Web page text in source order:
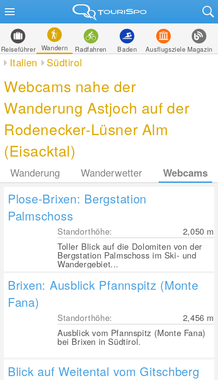
Reiseführer Wandern Radfahren Baden Ausflugsziele Magazin
Italien Südtirol
Webcams nahe der
Wanderung Astjoch auf der
Rodenecker-Lüsner Alm
(Eisacktal)
Wanderung Wanderwetter Webcams
Plose-Brixen: Bergstation
Palmschoss
Standorthöhe: 2,050 m
Toller Blick auf die Dolomiten von der
Bergstation Palmschoss im Ski- und
Wandergebiet...
Brixen: Ausblick Pfannspitz (Monte
Fana)
Standorthöhe: 2,456 m
Ausblick vom Pfannspitz (Monte Fana)
bei Brixen in Südtirol.
Blick auf Weitental vom Gitschberg